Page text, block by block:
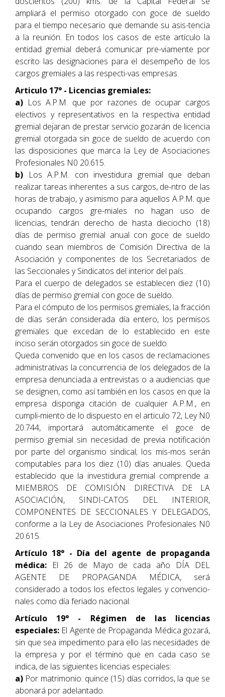
ampliará el permiso otorgado con goce de sueldo
para el tiempo necesario que demande su asis-tencia
a la reunión. En todos los casos de este artículo la
entidad gremial deberá comunicar pre-viamente por
escrito las designaciones para el desempeño de los
cargos gremiales a las respecti-vas empresas.
Articulo 17° - Licencias gremiales:
a) Los A.P.M. que por razones de ocupar cargos
electivos y representativos en la respectiva entidad
gremial dejaran de prestar servicio gozarán de licencia
gremial otorgada sin goce de sueldo de acuerdo con
las disposiciones que marca la Ley de Asociaciones
Profesionales N0 20.615.
b) Los A.P.M. con investidura gremial que deban
realizar tareas inherentes a sus cargos, de-ntro de las
horas de trabajo, y asimismo para aquellos A.P.M. que
ocupando cargos gre-miales no hagan uso de
licencias, tendrán derecho de hasta dieciocho (18)
días de permiso gremial anual con goce de sueldo
cuando sean miembros de Comisión Directiva de la
Asociación y componentes de los Secretariados de
las Seccionales y Sindicatos del interior del país.
Para el cuerpo de delegados se establecen diez (10)
días de permiso gremial con goce de sueldo.
Para el cómputo de los permisos gremiales, la fracción
de días serán considerada día entero, los permisos
gremiales que excedan de lo establecido en este
inciso serán otorgados sin goce de sueldo.
Queda convenido que en los casos de reclamaciones
administrativas la concurrencia de los delegados de la
empresa denunciada a entrevistas o a audiencias que
se designen, como así también en los casos en que la
empresa disponga citación de cualquier A.P.M., en
cumpli-miento de lo dispuesto en el articulo 72, Ley N0
20.744, importará automáticamente el goce de
permiso gremial sin necesidad de previa notificación
por parte del organismo sindical; los mis-mos serán
computables para los diez (10) días anuales. Queda
establecido que la investidura gremial comprende a:
MIEMBROS DE COMISIÓN DIRECTIVA DE LA
ASOCIACIÓN, SINDI-CATOS DEL INTERIOR,
COMPONENTES DE SECCIONALES Y DELEGADOS,
conforme a la Ley de Asociaciones Profesionales N0
20.615.
Artículo 18° - Día del agente de propaganda
médica: El 26 de Mayo de cada año DÍA DEL
AGENTE DE PROPAGANDA MÉDICA, será
considerado a todos los efectos legales y convencio-
nales como día feriado nacional.
Artículo 19° - Régimen de las licencias
especiales: El Agente de Propaganda Médica gozará,
sin que sea impedimento para ello las necesidades de
la empresa y por el término que en cada caso se
indica, de las siguientes licencias especiales:
a) Por matrimonio: quince (15) días corridos, la que se
abonará por adelantado.